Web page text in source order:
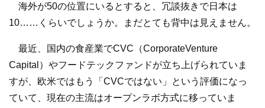
海外が50の位置にいるとすると、冗談抜きで日本は
10……くらいでしょうか。まだとても背中は見えません。
最近、国内の食産業でCVC（CorporateVenture
Capital）やフードテックファンドが立ち上げられていま
すが、欧米ではもう「CVCではない」という評価になっ
ていて、現在の主流はオープンラボ方式に移っていま